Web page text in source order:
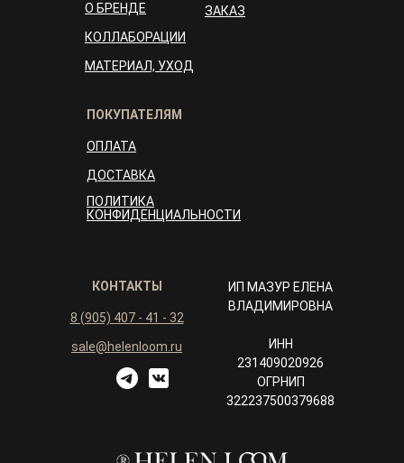
ПОКУПАТЕЛЯМ
ОПЛАТА
ДОСТАВКА
ПОЛИТИКА
КОНФИДЕНЦИАЛЬНОСТИ
КОНТАКТЫ
8 (905) 407 - 41 - 32
sale@helenloom.ru
ЗАКАЗ
О БРЕНДЕ
КОЛЛАБОРАЦИИ
МАТЕРИАЛ, УХОД
ИП МАЗУР ЕЛЕНА
ВЛАДИМИРОВНА
ИНН
231409020926
ОГРНИП
322237500379688